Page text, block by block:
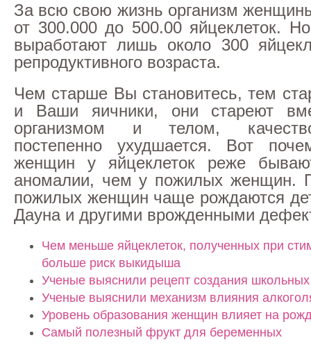
За всю свою жизнь организм
от 300.000 до 500.00 яйцеклеток.
выработают лишь около 300
репродуктивного возраста.
Чем старше Вы становитесь, тем
и Ваши яичники, они стареют
организмом и телом,
постепенно ухудшается. Вот
женщин у яйцеклеток реже
аномалии, чем у пожилых женщин.
пожилых женщин чаще рождаются
Дауна и другими врожденными
Чем меньше яйцеклеток, полученных при
больше риск выкидыша
Ученые выяснили рецепт создания школьных
Ученые выяснили механизм влияния
Уровень образования женщин влияет на
Самый полезный фрукт для беременных